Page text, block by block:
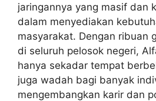
jaringannya yang masif dan
dalam menyediakan
masyarakat. Dengan ribuan
di seluruh pelosok negeri,
hanya sekadar tempat
juga wadah bagi banyak
mengembangkan karir dan